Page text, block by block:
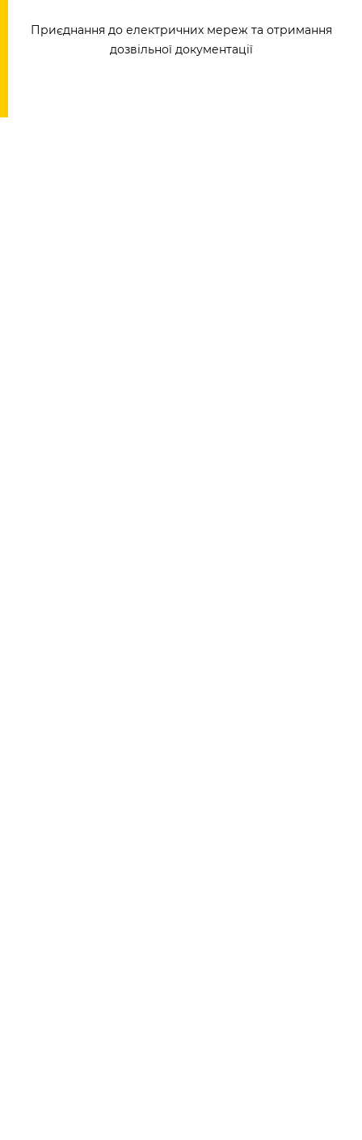
Приєднання до електричних мереж та отримання
дозвільної документації